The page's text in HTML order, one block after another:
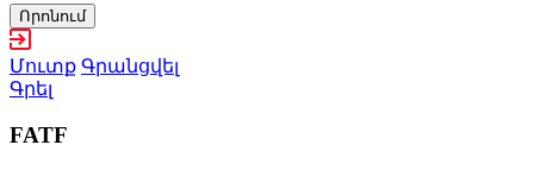
Որոնում
Մուտք Գրանցվել
Գրել
FATF